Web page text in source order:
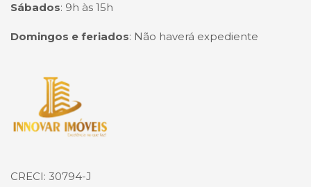
Sábados: 9h às 15h
Domingos e feriados: Não haverá expediente
Página inicial
CRECI: 30794-J